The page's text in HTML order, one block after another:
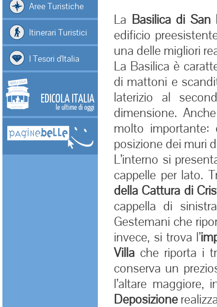
Aree Turistiche
Itinerari Turistici
I Tesori d'Italia
EDICOLA ITALIA
le ultime di oggi
La Basilica di
edificio
una delle migliori
La Basilica è
di mattoni e
laterizio al
dimensione.
molto
posizione dei muri
L’interno si
cappelle per lato.
della Cattura di
cappella di
Gestemani che
invece, si trova l’
Villa che riporta i
conserva un
l’altare maggiore,
Deposizione